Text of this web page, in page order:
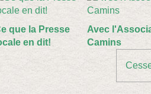
que la Presse
en dit!
Avec
Camins